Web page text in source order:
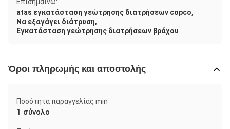
atas εγκατάσταση γεώτρησης διατρήσεων copco,
Να εξαγάγει διάτρυση,
Εγκατάσταση γεώτρησης διατρήσεων βράχου
Όροι πληρωμής και αποστολής
Ποσότητα παραγγελίας min
1 σύνολο